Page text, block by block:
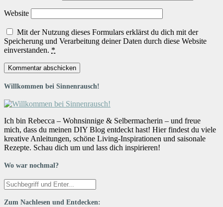
Website
Mit der Nutzung dieses Formulars erklärst du dich mit der
Speicherung und Verarbeitung deiner Daten durch diese Website
einverstanden. *
Willkommen bei Sinnenrausch!
Ich bin Rebecca – Wohnsinnige & Selbermacherin – und freue
mich, dass du meinen DIY Blog entdeckt hast! Hier findest du viele
kreative Anleitungen, schöne Living-Inspirationen und saisonale
Rezepte. Schau dich um und lass dich inspirieren!
Wo war nochmal?
Zum Nachlesen und Entdecken: